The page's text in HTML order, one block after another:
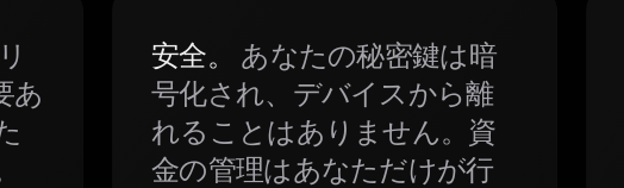
あ
安全。
あなたの秘密鍵は暗
号化され、デバイスから離
れることはありません。資
金の管理はあなただけが行